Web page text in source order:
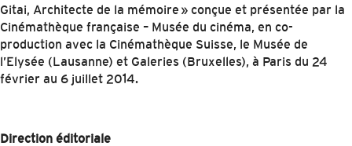
Gitai, Architecte de la mémoire » conçue et présentée par la
Cinémathèque française – Musée du cinéma, en co-
production avec la Cinémathèque Suisse, le Musée de
l’Elysée (Lausanne) et Galeries (Bruxelles), à Paris du 24
février au 6 juillet 2014.
Direction éditoriale